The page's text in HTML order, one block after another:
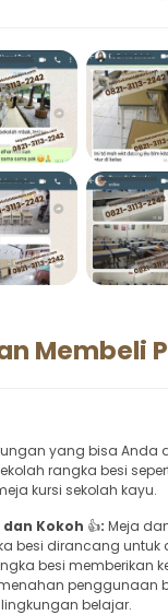
Membeli
yang bisa Anda
rangka besi
kursi sekolah kayu.
Kokoh 👍: Meja
besi dirancang untuk
besi memberikan
penggunaan
belajar.